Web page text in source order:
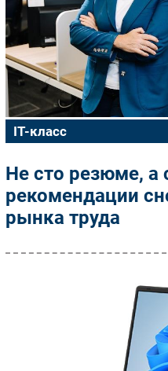
IT-класс
Не сто резюме, а
рекомендации
рынка труда